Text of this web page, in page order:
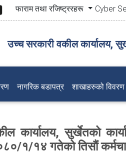
फाराम तथा रजिष्ट्ररहरू Cyber
उच्च सरकारी वकील कार्यालय,
नागरिक बडापत्र शाखाहरुको विवरण
कार्यालय, सुर्खेतको
१/१४ गतेको तिसाैं